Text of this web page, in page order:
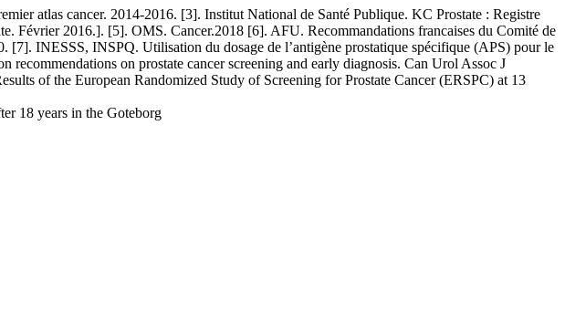
atlas cancer. 2014-2016. [3]. Institut National de Santé Publique. KC Prostate : Registre
Février 2016.]. [5]. OMS. Cancer.2018 [6]. AFU. Recommandations francaises du Comité de
INESSS, INSPQ. Utilisation du dosage de l’antigène prostatique spécifique (APS) pour le
on prostate cancer screening and early diagnosis. Can Urol Assoc J
of the European Randomized Study of Screening for Prostate Cancer (ERSPC) at 13
18 years in the Goteborg